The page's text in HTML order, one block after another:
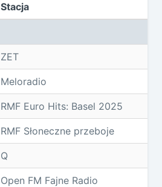
Stacja
ZET
Meloradio
RMF Euro Hits: Basel 2025
RMF Słoneczne przeboje
Q
Open FM Fajne Radio